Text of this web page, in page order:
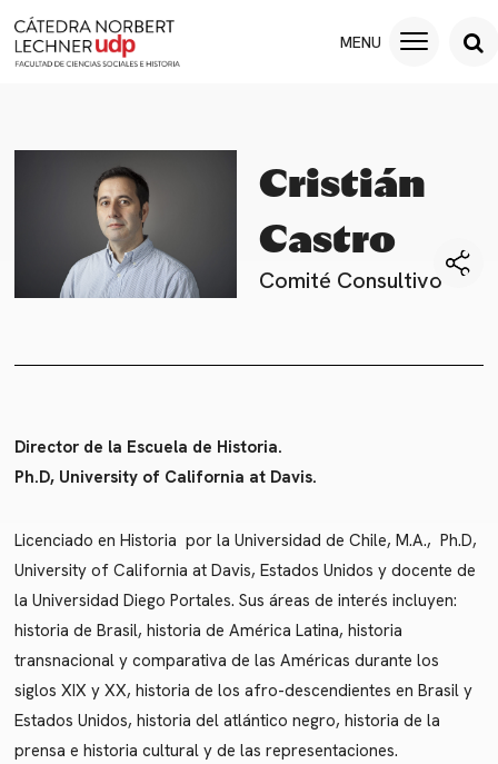
Cristián
Castro
Comité Consultivo
Director de la Escuela de Historia.
Ph.D, University of California at Davis.
Licenciado en Historia por la Universidad de Chile, M.A., Ph.D,
University of California at Davis, Estados Unidos y docente de
la Universidad Diego Portales. Sus áreas de interés incluyen:
historia de Brasil, historia de América Latina, historia
transnacional y comparativa de las Américas durante los
siglos XIX y XX, historia de los afro-descendientes en Brasil y
Estados Unidos, historia del atlántico negro, historia de la
prensa e historia cultural y de las representaciones.